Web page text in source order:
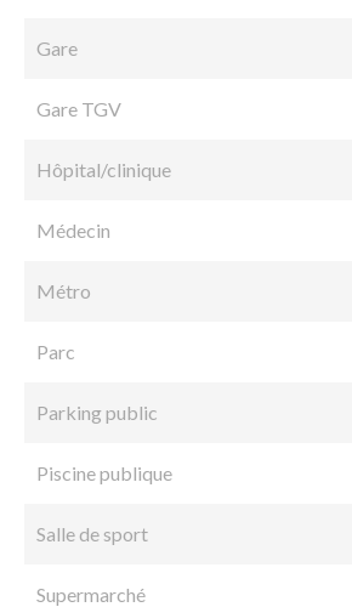
Gare
Gare TGV
Hôpital/clinique
Médecin
Métro
Parc
Parking public
Piscine publique
Salle de sport
Supermarché